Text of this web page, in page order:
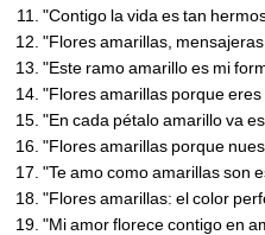
"Contigo la vida es tan
"Flores amarillas,
"Este ramo amarillo es mi
"Flores amarillas porque eres
"En cada pétalo amarillo va
"Flores amarillas porque
"Te amo como amarillas son
"Flores amarillas: el color
"Mi amor florece contigo en